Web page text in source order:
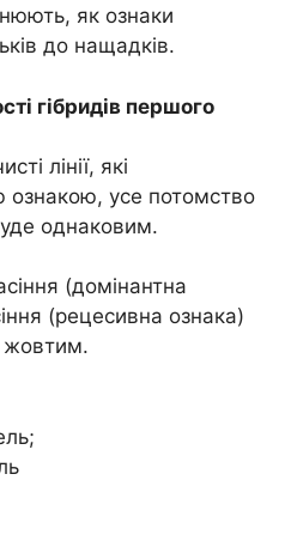
як ознаки
до нащадків.
гібридів першого
лінії, які
ознакою, усе потомство
однаковим.
(домінантна
(рецесивна ознака)
жовтим.